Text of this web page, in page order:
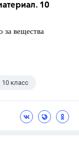
10
за вещества
10 класс